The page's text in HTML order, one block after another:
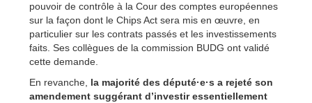
pouvoir de contrôle à la Cour des comptes européennes
sur la façon dont le Chips Act sera mis en œuvre, en
particulier sur les contrats passés et les investissements
faits. Ses collègues de la commission BUDG ont validé
cette demande.
En revanche, la majorité des député·e·s a rejeté son
amendement suggérant d’investir essentiellement